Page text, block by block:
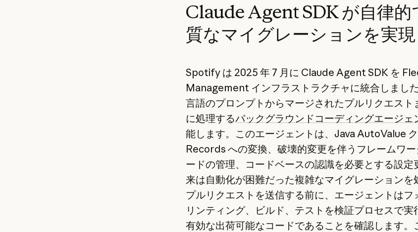
Claude Agent SDK が自律的
質なマイグレーションを実現
Spotify は 2025 年 7 月に Claude Agent SDK を
Management インフラストラクチャに統合しまし
言語のプロンプトからマージされたプルリクエスト
に処理するバックグラウンドコーディングエージェ
能します。このエージェントは、Java AutoValue
Records への変換、破壊的変更を伴うフレームワ
ードの管理、コードベースの認識を必要とする設定
来は自動化が困難だった複雑なマイグレーションを
プルリクエストを送信する前に、エージェントはフ
リンティング、ビルド、テストを検証プロセスで実
有効な出荷可能なコードであることを確認します。